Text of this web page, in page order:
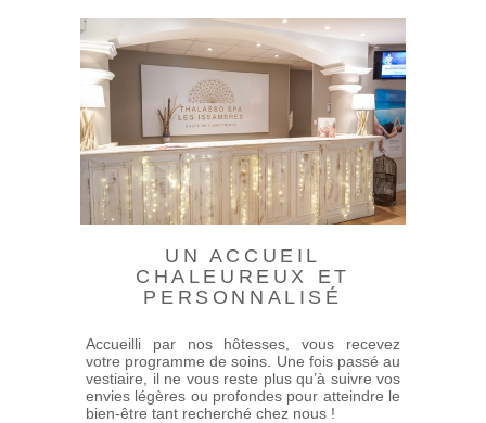
UN ACCUEIL
CHALEUREUX ET
PERSONNALISÉ
Accueilli par nos hôtesses, vous recevez
votre programme de soins. Une fois passé au
vestiaire, il ne vous reste plus qu’à suivre vos
envies légères ou profondes pour atteindre le
bien-être tant recherché chez nous !